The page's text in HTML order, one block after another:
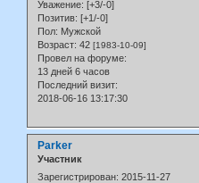
Уважение: [+3/-0]
Позитив: [+1/-0]
Пол: Мужской
Возраст: 42 [1983-10-09]
Провел на форуме:
13 дней 6 часов
Последний визит:
2018-06-16 13:17:30
Parker
Участник
Зарегистрирован: 2015-11-27